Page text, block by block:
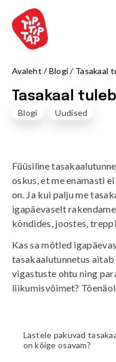
Avaleht /Blogi/ Tasakaal
Tasakaal
Blogi Uudised
Füüsiline
oskus, et me enamasti
on. Ja kui palju me
igapäevaselt
kõndides, joostes,
Kas sa mõtled
tasakaalutunnetus
vigastuste ohtu ning
liikumisvõimet?
Lastele pakuvad
on kõige osavam?